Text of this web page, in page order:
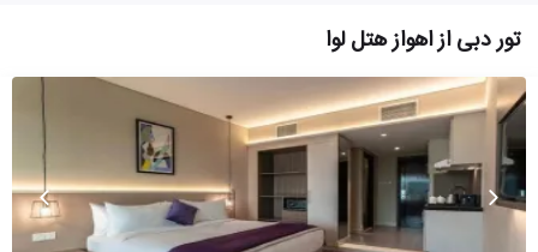
تور دبی از اهواز هتل لوا